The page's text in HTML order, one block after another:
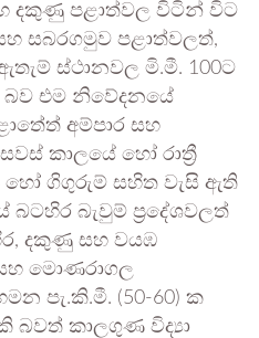
දකුණු පළාත්වල විටින් විට
සබරගමුව පළාත්වලත්,
ස්ථානවල මි.මී. 100ට
බව එම නිවේදනයේ
අම්පාර සහ
කාලයේ හෝ රාත්‍රී
හෝ ගිගුරුම් සහිත වැසි ඇති
බැවුම් ප්‍රදේශවලත්
දකුණු සහ වයඹ
මොණරාගල
පැ.කි.මී. (50-60) ක
බවත් කාලගුණ විද්‍යා